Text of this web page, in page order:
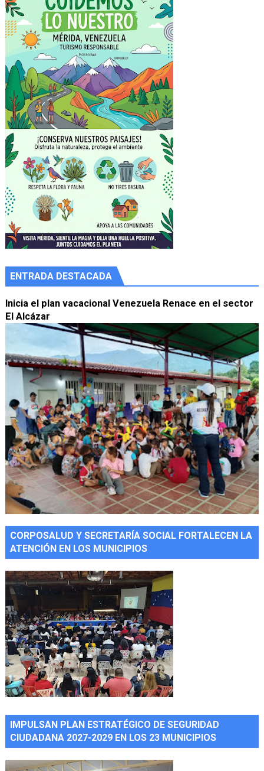
ENTRADA DESTACADA
Inicia el plan vacacional Venezuela Renace en el sector
El Alcázar
CORPOSALUD Y SECRETARÍA SOCIAL FORTALECEN LA
ATENCIÓN EN LOS MUNICIPIOS
IMPULSAN PLAN ESTRATÉGICO DE SEGURIDAD
CIUDADANA 2027-2029 EN LOS 23 MUNICIPIOS